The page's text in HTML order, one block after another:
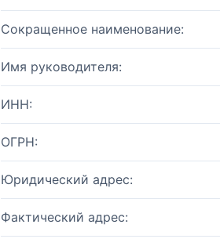
Сокращенное наименование:
Имя руководителя:
ИНН:
ОГРН:
Юридический адрес:
Фактический адрес: